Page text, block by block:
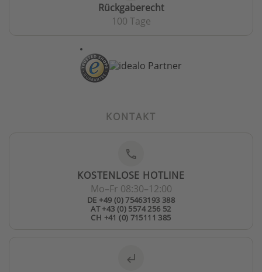
Rückgaberecht
100 Tage
KONTAKT
phone
KOSTENLOSE HOTLINE
Mo–Fr 08:30–12:00
DE +49 (0) 75463193 388
AT +43 (0) 5574 256 52
CH +41 (0) 715111 385
subdirectory_arrow_left